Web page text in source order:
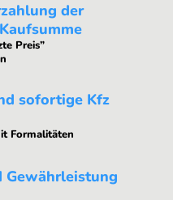
der
Preis”
sofortige Kfz
Formalitäten
Gewährleistung